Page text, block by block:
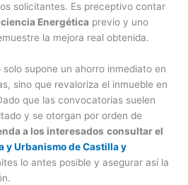
solicitantes. Es preceptivo contar
Energética previo y uno
la mejora real obtenida.
supone un ahorro inmediato en
sino que revaloriza el inmueble en
que las convocatorias suelen
y se otorgan por orden de
a los interesados consultar el
y Urbanismo de Castilla y
lo antes posible y asegurar así la